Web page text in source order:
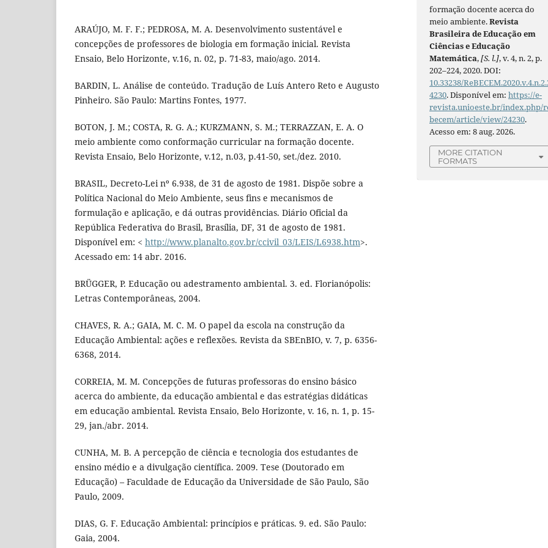
ARAÚJO, M. F. F.; PEDROSA, M. A. Desenvolvimento sustentável e
concepções de professores de biologia em formação inicial. Revista
Ensaio, Belo Horizonte, v.16, n. 02, p. 71-83, maio/ago. 2014.
BARDIN, L. Análise de conteúdo. Tradução de Luís Antero Reto e Augusto
Pinheiro. São Paulo: Martins Fontes, 1977.
BOTON, J. M.; COSTA, R. G. A.; KURZMANN, S. M.; TERRAZZAN, E. A. O
meio ambiente como conformação curricular na formação docente.
Revista Ensaio, Belo Horizonte, v.12, n.03, p.41-50, set./dez. 2010.
BRASIL, Decreto-Lei nº 6.938, de 31 de agosto de 1981. Dispõe sobre a
Política Nacional do Meio Ambiente, seus fins e mecanismos de
formulação e aplicação, e dá outras providências. Diário Oficial da
República Federativa do Brasil, Brasília, DF, 31 de agosto de 1981.
Disponível em: < http://www.planalto.gov.br/ccivil_03/LEIS/L6938.htm>.
Acessado em: 14 abr. 2016.
BRÜGGER, P. Educação ou adestramento ambiental. 3. ed. Florianópolis:
Letras Contemporâneas, 2004.
CHAVES, R. A.; GAIA, M. C. M. O papel da escola na construção da
Educação Ambiental: ações e reflexões. Revista da SBEnBIO, v. 7, p. 6356-
6368, 2014.
CORREIA, M. M. Concepções de futuras professoras do ensino básico
acerca do ambiente, da educação ambiental e das estratégias didáticas
em educação ambiental. Revista Ensaio, Belo Horizonte, v. 16, n. 1, p. 15-
29, jan./abr. 2014.
CUNHA, M. B. A percepção de ciência e tecnologia dos estudantes de
ensino médio e a divulgação científica. 2009. Tese (Doutorado em
Educação) – Faculdade de Educação da Universidade de São Paulo, São
Paulo, 2009.
DIAS, G. F. Educação Ambiental: princípios e práticas. 9. ed. São Paulo:
Gaia, 2004.
formação docente acerca do
meio ambiente.Revista
Brasileira de Educação em
Ciências e Educação
Matemática,[S. l.], v. 4, n. 2, p.
202–224, 2020. DOI:
10.33238/
4230. Disponível em:https://e-
revista.unioeste.br/index.php/
becem/article/view/24230.
Acesso em: 8 aug. 2026.
MORE CITATION
FORMATS